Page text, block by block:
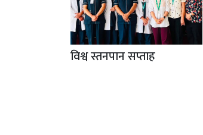
विश्व स्तनपान सप्ताह